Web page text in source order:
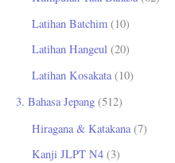
Latihan Batchim (10)
Latihan Hangeul (20)
Latihan Kosakata(10)
3. Bahasa Jepang (512)
Hiragana & Katakana (7)
Kanji JLPT N4 (3)